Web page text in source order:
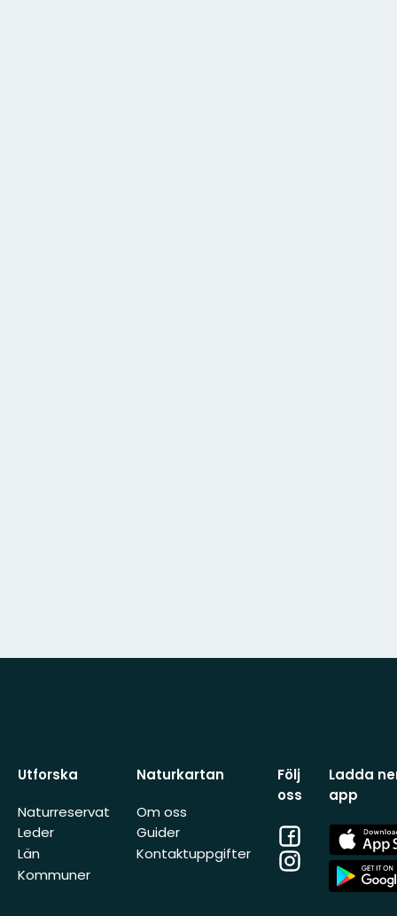
Utforska
Naturreservat
Leder
Län
Kommuner
Naturkartan
Om oss
Guider
Kontaktuppgifter
Följ
oss
Facebook
Instagram
Ladda
app
App
Store
App
Store